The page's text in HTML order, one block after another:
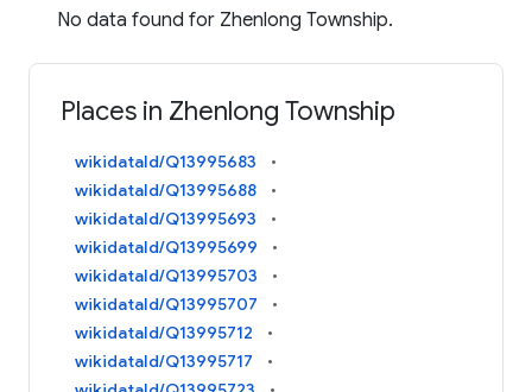
No data found for Zhenlong Township.
Places in Zhenlong Township
wikidataId/Q13995683
wikidataId/Q13995688
wikidataId/Q13995693
wikidataId/Q13995699
wikidataId/Q13995703
wikidataId/Q13995707
wikidataId/Q13995712
wikidataId/Q13995717